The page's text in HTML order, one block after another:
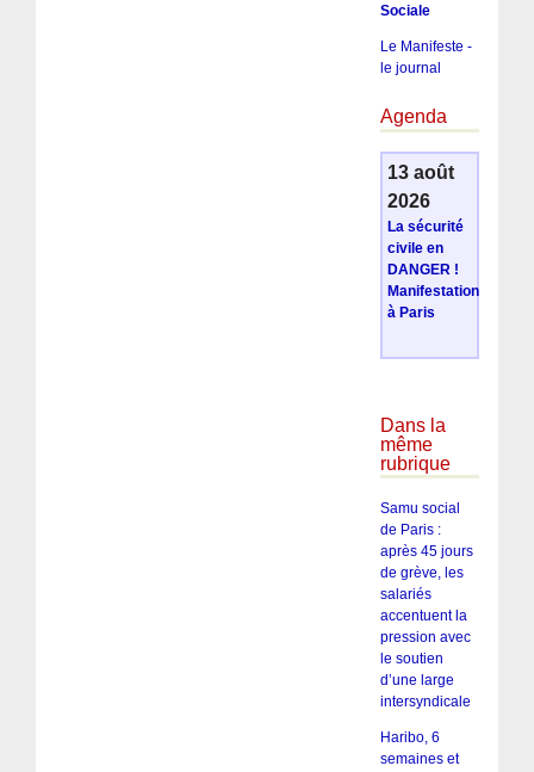
Sociale
Le Manifeste -
le journal
Agenda
13 août
2026
La sécurité
civile en
DANGER !
Manifestation
à Paris
Dans la
même
rubrique
Samu social
de Paris :
après 45 jours
de grève, les
salariés
accentuent la
pression avec
le soutien
d’une large
intersyndicale
Haribo, 6
semaines et